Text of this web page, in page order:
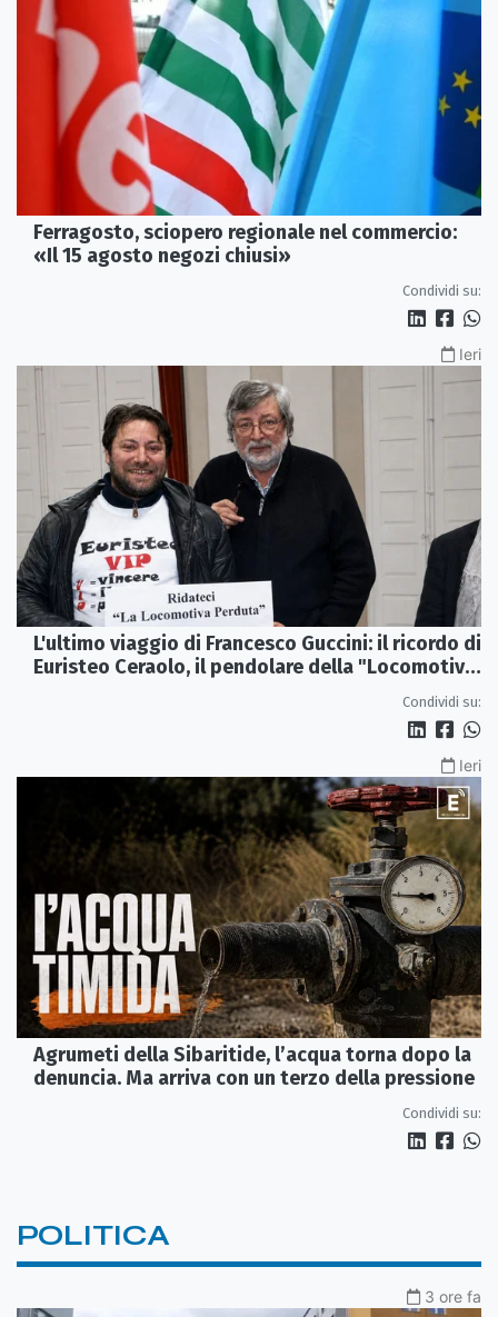
Ferragosto, sciopero regionale nel commercio:
«Il 15 agosto negozi chiusi»
Condividi su:
Ieri
L'ultimo viaggio di Francesco Guccini: il ricordo di
Euristeo Ceraolo, il pendolare della "Locomotiva
Condividi su:
Ieri
Agrumeti della Sibaritide, l’acqua torna dopo la
denuncia. Ma arriva con un terzo della pressione
Condividi su:
POLITICA
3 ore fa